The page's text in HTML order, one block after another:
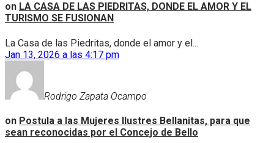
on LA CASA DE LAS PIEDRITAS, DONDE EL AMOR Y EL
TURISMO SE FUSIONAN
La Casa de las Piedritas, donde el amor y el...
Jan 13, 2026 a las 4:17 pm
Rodrigo Zapata Ocampo
on Postula a las Mujeres Ilustres Bellanitas, para que
sean reconocidas por el Concejo de Bello